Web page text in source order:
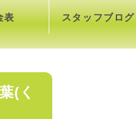
表 スタッフブログ
(く